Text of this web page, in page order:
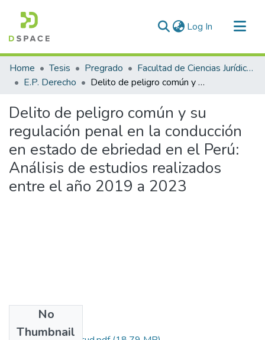
Log In (current)
Communities & Collections
All of DSpace
Home Tesis Pregrado
Facultad de Ciencias Jurídicas y Políticas
E.P. Derecho
Delito de peligro común y su regulación penal en la conducción en estado de ebriedad en el Perú: Análisis de estudios realizados entre el año 2019 a 2023
Delito de peligro común y su
regulación penal en la conducción
en estado de ebriedad en el Perú:
Análisis de estudios realizados
entre el año 2019 a 2023
No
Thumbnail